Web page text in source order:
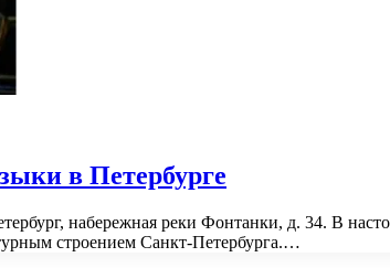
в Петербурге
набережная реки Фонтанки, д. 34. В
строением Санкт-Петербурга.…